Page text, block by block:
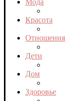
Мода
Красота
Отношения
Дети
Дом
Здоровье